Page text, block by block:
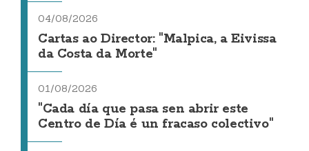
04/08/2026
Cartas ao Director: "Malpica, a Eivissa
da Costa da Morte"
01/08/2026
"Cada día que pasa sen abrir este
Centro de Día é un fracaso colectivo"